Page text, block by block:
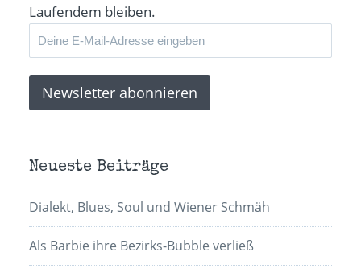
Laufendem bleiben.
Neueste Beiträge
Dialekt, Blues, Soul und Wiener Schmäh
Als Barbie ihre Bezirks-Bubble verließ